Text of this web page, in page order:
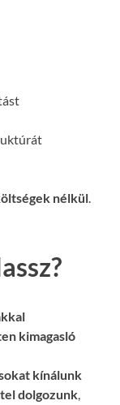
nélkül
kimagasló
kínálunk
dolgozunk,